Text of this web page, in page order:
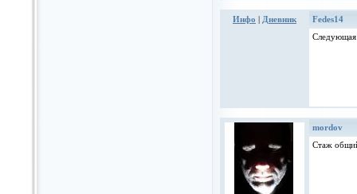
Инфо | Дневник
Fedes14
Следующая
mordov
Стаж